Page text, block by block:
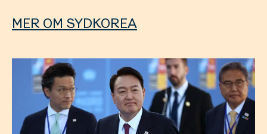
MER OM SYDKOREA